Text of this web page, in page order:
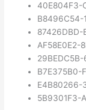
40E804F3-
B8496C54-
87426DBD-
AF58E0E2-
B7E375B0-
E4B80266-
5B9301F3-